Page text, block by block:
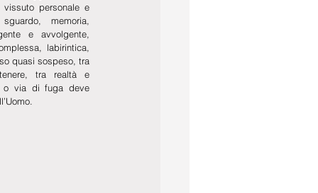
personale e
memoria,
e avvolgente,
labirintica,
quasi sospeso, tra
tra realtà e
o via di fuga deve